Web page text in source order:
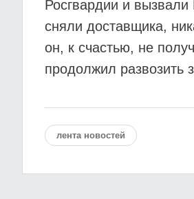
Росгвардии и
сняли доставщика,
он, к счастью, не
продолжил развозить
лента новостей